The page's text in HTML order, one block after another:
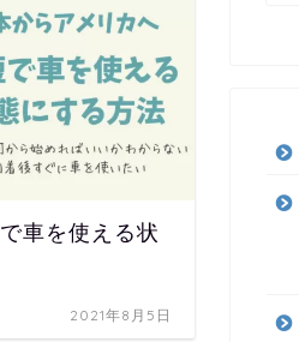
車を使える状
2021年8月5日